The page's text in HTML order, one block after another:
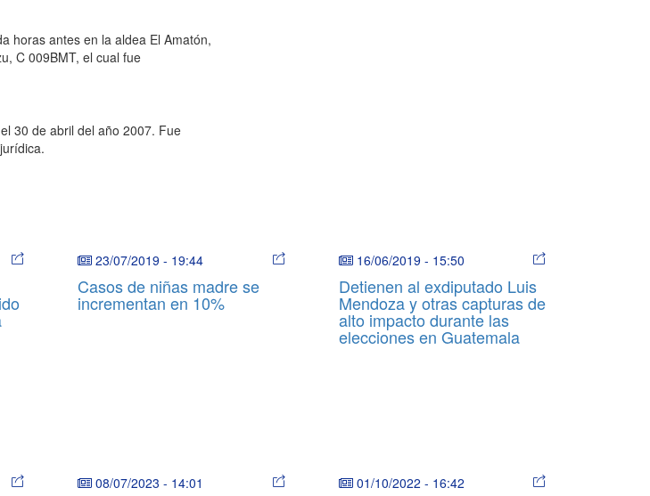
horas antes en la aldea El Amatón,
C 009BMT, el cual fue
30 de abril del año 2007. Fue
23/07/2019 - 19:44
Casos de niñas madre se
incrementan en 10%
16/06/2019 - 15:50
Detienen al exdiputado Luis
Mendoza y otras capturas de
alto impacto durante las
elecciones en Guatemala
08/07/2023 - 14:01 01/10/2022 - 16:42